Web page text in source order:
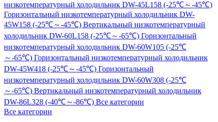
низкотемпературный холодильник DW-45L158 (-25℃～-45℃)
Горизонтальный низкотемпературный холодильник DW-
45W158 (-25℃～-45℃) Вертикальный низкотемпературный
холодильник DW-60L158 (-25℃～-65℃) Горизонтальный
низкотемпературный холодильник DW-60W105 (-25℃
～-65℃) Горизонтальный низкотемпературный холодильник
DW-45W418 (-25℃～-45℃) Горизонтальный
низкотемпературный холодильник DW-60W308 (-25℃
～-65℃) Вертикальный низкотемпературный холодильник
DW-86L328 (-40℃～-86℃) Все категории
Все категории